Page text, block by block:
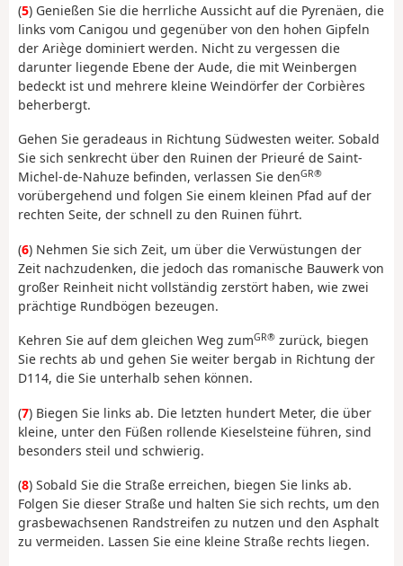
(5) Genießen Sie die herrliche Aussicht auf die Pyrenäen, die
links vom Canigou und gegenüber von den hohen Gipfeln
der Ariège dominiert werden. Nicht zu vergessen die
darunter liegende Ebene der Aude, die mit Weinbergen
bedeckt ist und mehrere kleine Weindörfer der Corbières
beherbergt.
Gehen Sie geradeaus in Richtung Südwesten weiter. Sobald
Sie sich senkrecht über den Ruinen der Prieuré de Saint-
Michel-de-Nahuze befinden, verlassen Sie denGR®
vorübergehend und folgen Sie einem kleinen Pfad auf der
rechten Seite, der schnell zu den Ruinen führt.
(6) Nehmen Sie sich Zeit, um über die Verwüstungen der
Zeit nachzudenken, die jedoch das romanische Bauwerk von
großer Reinheit nicht vollständig zerstört haben, wie zwei
prächtige Rundbögen bezeugen.
Kehren Sie auf dem gleichen Weg zumGR® zurück, biegen
Sie rechts ab und gehen Sie weiter bergab in Richtung der
D114, die Sie unterhalb sehen können.
(7) Biegen Sie links ab. Die letzten hundert Meter, die über
kleine, unter den Füßen rollende Kieselsteine führen, sind
besonders steil und schwierig.
(8) Sobald Sie die Straße erreichen, biegen Sie links ab.
Folgen Sie dieser Straße und halten Sie sich rechts, um den
grasbewachsenen Randstreifen zu nutzen und den Asphalt
zu vermeiden. Lassen Sie eine kleine Straße rechts liegen.